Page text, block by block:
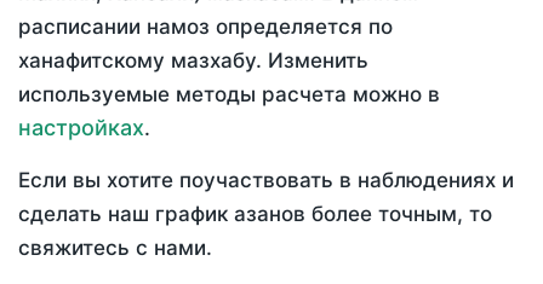
расписании намоз определяется по
ханафитскому мазхабу. Изменить
используемые методы расчета можно в
настройках.
Если вы хотите поучаствовать в наблюдениях и
сделать наш график азанов более точным, то
свяжитесь с нами.